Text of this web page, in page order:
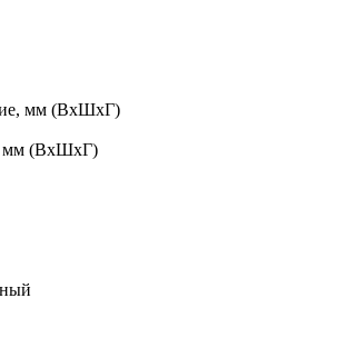
мм (ВхШхГ)
мм (ВхШхГ)